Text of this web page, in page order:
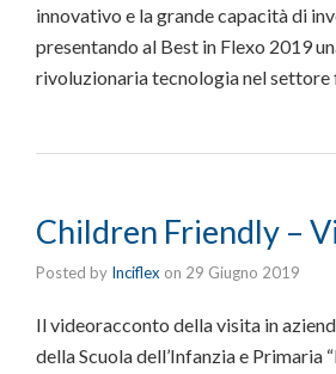
innovativo e la grande capacità di
presentando al Best in Flexo 2019
rivoluzionaria tecnologia nel settore
Children Friendly –
Posted by Inciflex on 29 Giugno 2019
Il videoracconto della visita in
della Scuola dell’Infanzia e Primaria